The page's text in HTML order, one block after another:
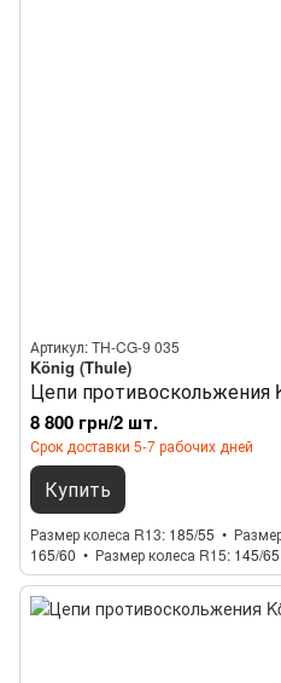
Артикул: TH-CG-9 035
König (Thule)
Цепи противоскольжения
8 800 грн/2 шт.
Срок доставки 5-7 рабочих дней
Купить
Размер колеса R13 185/55
165/60
Размер колеса R15 145/65